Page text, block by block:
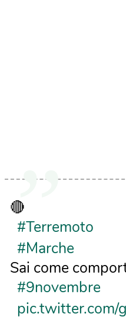
🔴
#Terremoto
#Marche
Sai come
#9novembre
pic.twitter.com/